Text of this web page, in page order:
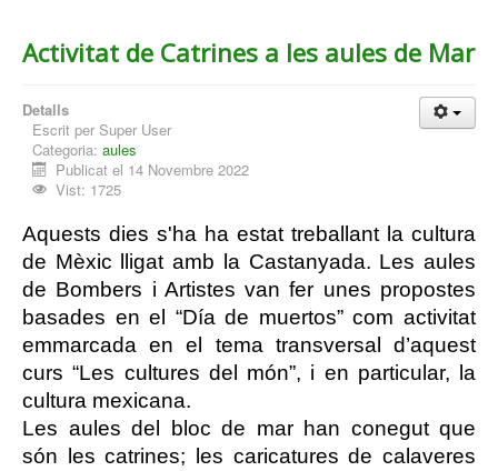
Activitat de Catrines a les aules de Mar
Detalls
Escrit per Super User
Categoria: aules
Publicat el 14 Novembre 2022
Vist: 1725
Aquests dies s'ha ha estat treballant la cultura
de Mèxic lligat amb la Castanyada. Les aules
de Bombers i Artistes van fer unes propostes
basades en el “Día de muertos” com activitat
emmarcada en el tema transversal d’aquest
curs “Les cultures del món”, i en particular, la
cultura mexicana.
Les aules del bloc de mar han conegut que
són les catrines; les caricatures de calaveres